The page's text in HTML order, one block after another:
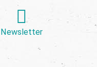
Newsletter